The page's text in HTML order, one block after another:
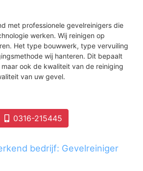
met professionele gevelreinigers die
werken. Wij reinigen op
Het type bouwwerk, type vervuiling
wij hanteren. Dit bepaalt
ook de kwaliteit van de reiniging
van uw gevel.
0316-215445
bedrijf: Gevelreiniger